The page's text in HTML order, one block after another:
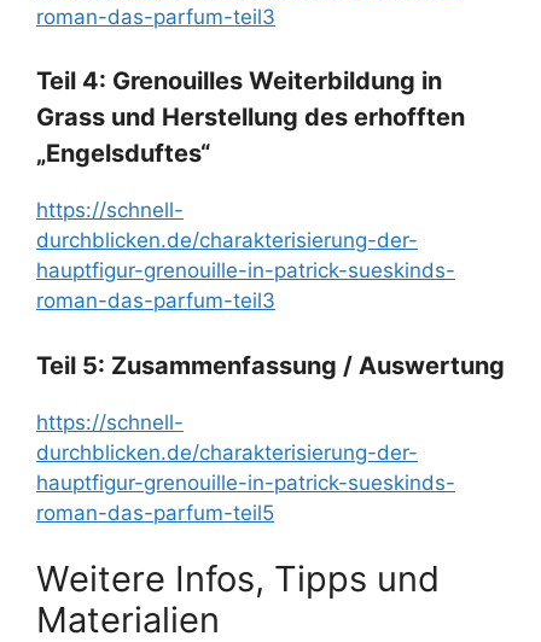
roman-das-parfum-teil3
Teil 4: Grenouilles Weiterbildung in
Grass und Herstellung des erhofften
„Engelsduftes“
https://schnell-
durchblicken.de/charakterisierung-der-
hauptfigur-grenouille-in-patrick-sueskinds-
roman-das-parfum-teil3
Teil 5: Zusammenfassung / Auswertung
https://schnell-
durchblicken.de/charakterisierung-der-
hauptfigur-grenouille-in-patrick-sueskinds-
roman-das-parfum-teil5
Weitere Infos, Tipps und
Materialien